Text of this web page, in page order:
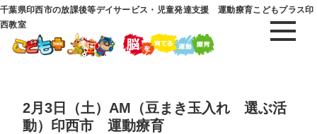
千葉県印西市の放課後等デイサービス・児童発達支援 運動療育こどもプラス印
西教室
2月3日（土）AM（豆まき玉入れ 選ぶ活
動）印西市 運動療育